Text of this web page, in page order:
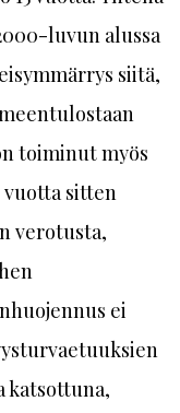
luvun alussa
siitä,
toiminut myös
vuotta sitten
verotusta,
ei
katsottuna,